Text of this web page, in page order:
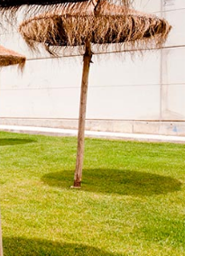
¿Olvidaste tu
contraseña?